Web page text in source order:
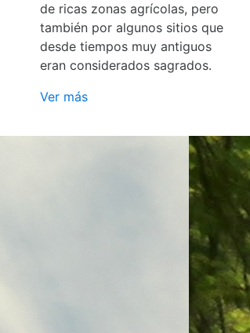
de ricas zonas agrícolas, pero
también por algunos sitios que
desde tiempos muy antiguos
eran considerados sagrados.
Ver más